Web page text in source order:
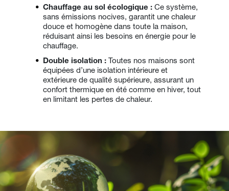
Chauffage au sol écologique : Ce système,
sans émissions nocives, garantit une chaleur
douce et homogène dans toute la maison,
réduisant ainsi les besoins en énergie pour le
chauffage.
Double isolation : Toutes nos maisons sont
équipées d’une isolation intérieure et
extérieure de qualité supérieure, assurant un
confort thermique en été comme en hiver, tout
en limitant les pertes de chaleur.